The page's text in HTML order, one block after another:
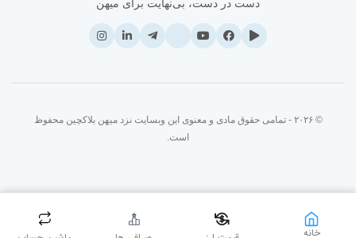
خانه
دست در دست، بی‌نهایت برای میهن
© ۲۰۲۶ - تمامی حقوق مادی و معنوی این وبسایت نزد میهن بلاکچین محفوظ
است.